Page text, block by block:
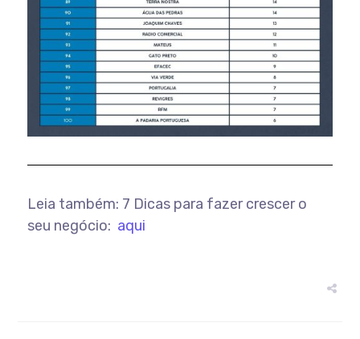
Leia também: 7 Dicas para fazer crescer o
seu negócio: aqui